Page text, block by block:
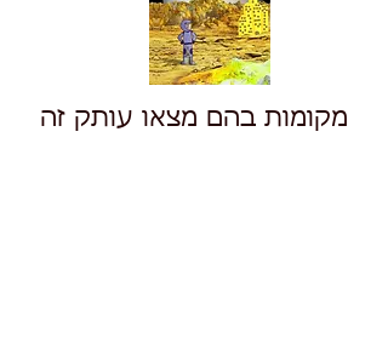
מקומות בהם מצאו עותק זה